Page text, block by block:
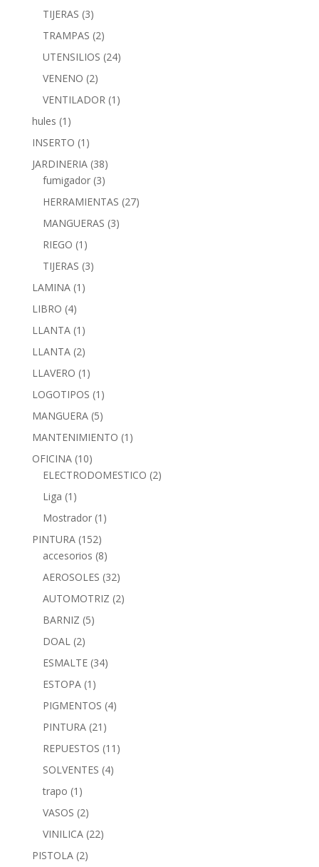
TIJERAS (3)
TRAMPAS (2)
UTENSILIOS (24)
VENENO (2)
VENTILADOR (1)
hules (1)
INSERTO (1)
JARDINERIA (38)
fumigador (3)
HERRAMIENTAS (27)
MANGUERAS (3)
RIEGO (1)
TIJERAS (3)
LAMINA (1)
LIBRO (4)
LLANTA (1)
LLANTA (2)
LLAVERO (1)
LOGOTIPOS (1)
MANGUERA (5)
MANTENIMIENTO (1)
OFICINA (10)
ELECTRODOMESTICO (2)
Liga (1)
Mostrador (1)
PINTURA (152)
accesorios (8)
AEROSOLES (32)
AUTOMOTRIZ (2)
BARNIZ (5)
DOAL (2)
ESMALTE (34)
ESTOPA (1)
PIGMENTOS (4)
PINTURA (21)
REPUESTOS (11)
SOLVENTES (4)
trapo (1)
VASOS (2)
VINILICA (22)
PISTOLA (2)